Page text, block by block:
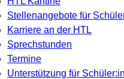
Stellenangebote für
Karriere an der HTL
Sprechstunden
Termine
Unterstützung für